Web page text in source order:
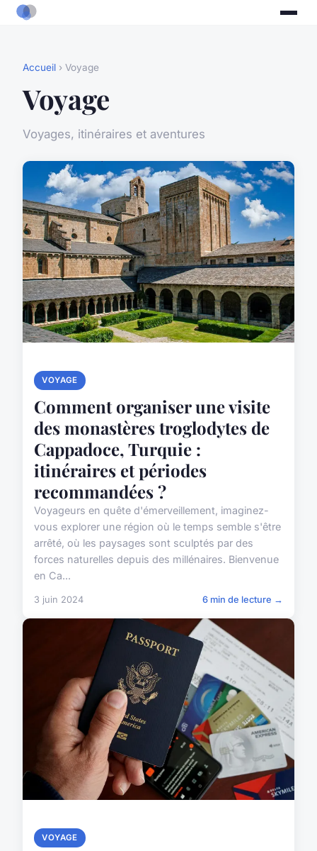
Accueil › Voyage
Voyage
Voyages, itinéraires et aventures
VOYAGE
Comment organiser une visite
des monastères troglodytes de
Cappadoce, Turquie :
itinéraires et périodes
recommandées ?
Voyageurs en quête d'émerveillement, imaginez-
vous explorer une région où le temps semble s'être
arrêté, où les paysages sont sculptés par des
forces naturelles depuis des millénaires. Bienvenue
en Ca...
3 juin 2024 6 min de lecture →
VOYAGE